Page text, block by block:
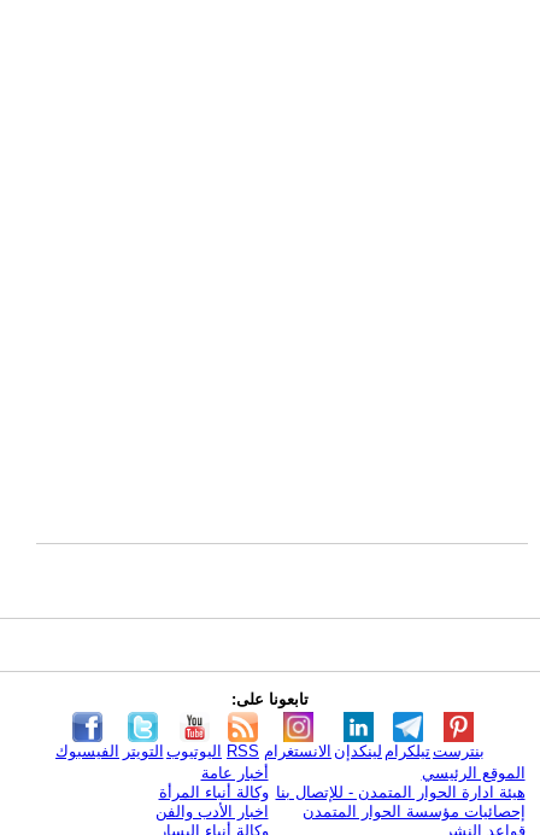
تابعونا على:
الفيسبوك التويتر اليوتيوب RSS الانستغرام لينكدإن تيلكرامبنترست
الموقع الرئيسي
هيئة ادارة الحوار المتمدن - للإتصال بنا
إحصائيات مؤسسة الحوار المتمدن
قواعد النشر
أخبار عامة
وكالة أنباء المرأة
اخبار الأدب والفن
وكالة أنباء اليسار